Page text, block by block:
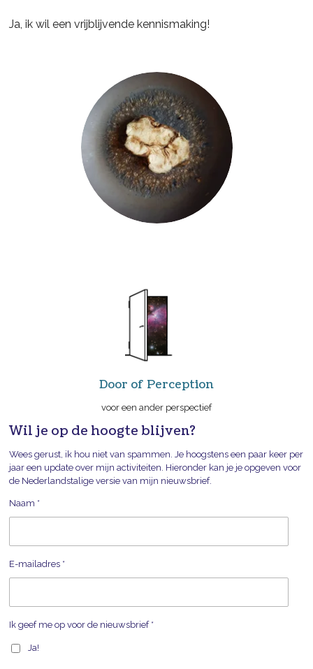
Ja, ik wil een vrijblijvende kennismaking!
Door of Perception
voor een ander perspectief
Wil je op de hoogte blijven?
Wees gerust, ik hou niet van spammen. Je hoogstens een paar keer per
jaar een update over mijn activiteiten. Hieronder kan je je opgeven voor
de Nederlandstalige versie van mijn nieuwsbrief.
Naam *
E-mailadres *
Ik geef me op voor de nieuwsbrief *
Ja!